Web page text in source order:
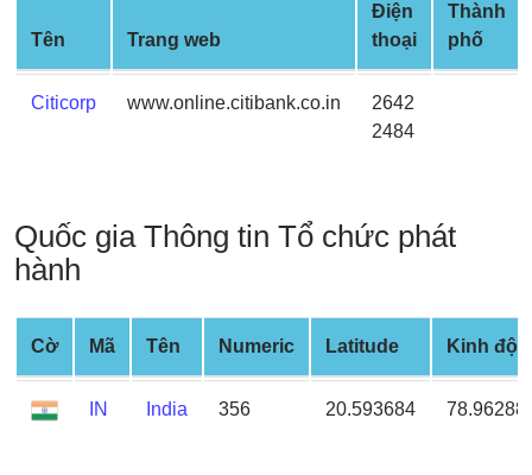
Generate
Credit
Card
Card
Checker
Service
What
is
My
Tên Trang web
Điện
thoại
Thành
phố
Citicorp www.online.citibank.co.in
2642
2484
Quốc gia Thông tin Tổ chức phát
hành
Cờ Mã Tên Numeric Latitude Kinh độ
IN India 356 20.593684 78.96288